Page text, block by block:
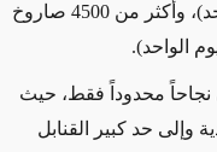
مدار 8 أيام في عام 2012 (187/اليوم الواحد)، وأكثر من 4500 صاروخ
محدوداً فقط، حيث
وإلى حد كبير القنابل